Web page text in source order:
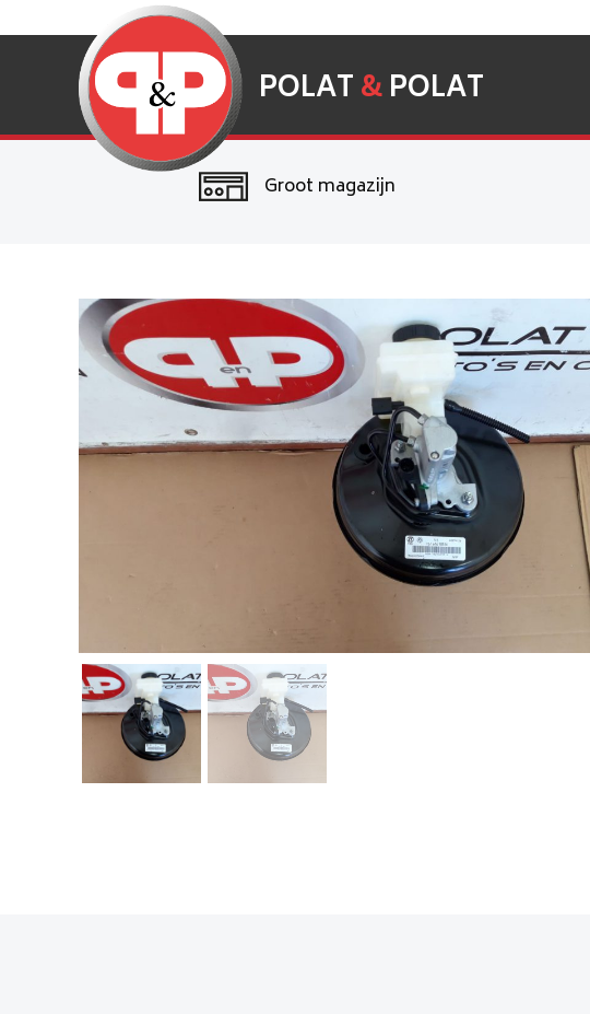
POLAT&POLAT
Groot magazijn